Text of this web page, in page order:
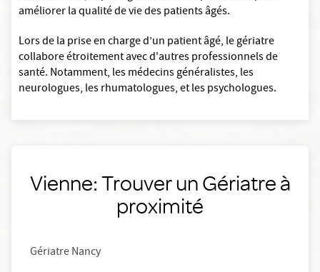
améliorer la qualité de vie des patients âgés.
Lors de la prise en charge d’un patient âgé, le gériatre
collabore étroitement avec d'autres professionnels de
santé. Notamment, les médecins généralistes, les
neurologues, les rhumatologues, et les psychologues.
Vienne: Trouver un Gériatre à
proximité
Gériatre Nancy